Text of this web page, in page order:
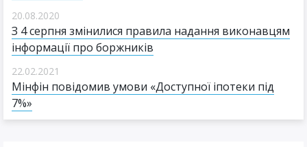
20.08.2020
З 4 серпня змінилися правила надання виконавцям
інформації про боржників
22.02.2021
Мінфін повідомив умови «Доступної іпотеки під
7%»